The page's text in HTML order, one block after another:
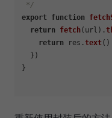
*/
export
function
return
fetch(url).
return res.text()
  })
}